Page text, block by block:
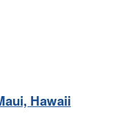
Hawaii